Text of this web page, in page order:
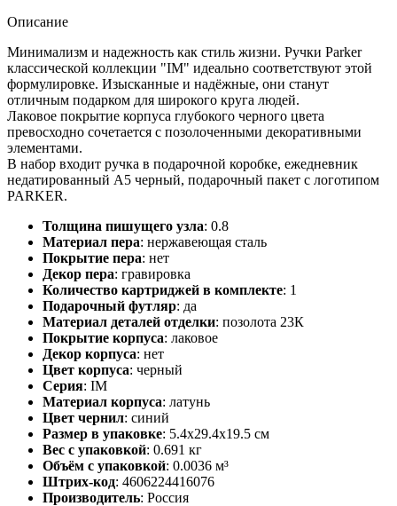
Описание
Минимализм и надежность как стиль жизни. Ручки Parker
классической коллекции "IM" идеально соответствуют этой
формулировке. Изысканные и надёжные, они станут
отличным подарком для широкого круга людей.
Лаковое покрытие корпуса глубокого черного цвета
превосходно сочетается с позолоченными декоративными
элементами.
В набор входит ручка в подарочной коробке, ежедневник
недатированный А5 черный, подарочный пакет с логотипом
PARKER.
Толщина пишущего узла: 0.8
Материал пера: нержавеющая сталь
Покрытие пера: нет
Декор пера: гравировка
Количество картриджей в комплекте: 1
Подарочный футляр: да
Материал деталей отделки: позолота 23К
Покрытие корпуса: лаковое
Декор корпуса: нет
Цвет корпуса: черный
Серия: IM
Материал корпуса: латунь
Цвет чернил: синий
Размер в упаковке: 5.4x29.4x19.5 см
Вес с упаковкой: 0.691 кг
Объём с упаковкой: 0.0036 м³
Штрих-код: 4606224416076
Производитель: Россия